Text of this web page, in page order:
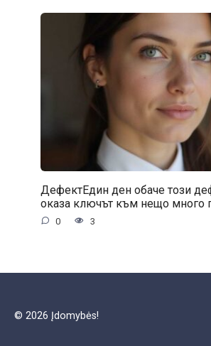
ДефектЕдин ден обаче този
оказа ключът към нещо много
0 3
© 2026 Įdomybės!